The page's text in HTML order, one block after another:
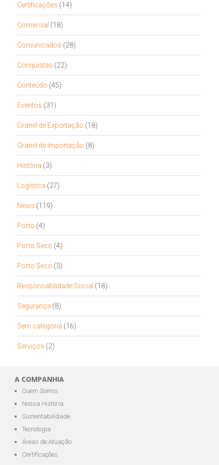
Certificações (14)
Comercial (18)
Comunicados (28)
Conquistas (22)
Conteúdo (45)
Eventos (31)
Granel de Exportação (18)
Granel de Importação (8)
História (3)
Logística (27)
News (119)
Porto (4)
Porto Seco (4)
Porto Seco (3)
Responsabilidade Social (18)
Segurança (8)
Sem categoria (16)
Serviços (2)
A COMPANHIA
Quem Somos
Nossa História
Sustentabilidade
Tecnologia
Áreas de Atuação
Certificações